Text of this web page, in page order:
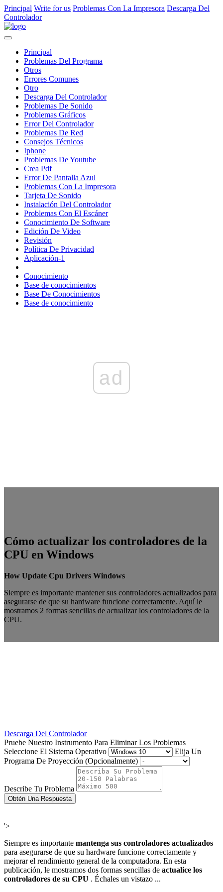
Principal Write for us Problemas Con La Impresora Descarga Del
Controlador
Principal
Problemas Del Programa
Otros
Errores Comunes
Otro
Descarga Del Controlador
Problemas De Sonido
Problemas Gráficos
Error Del Controlador
Problemas De Red
Consejos Técnicos
Iphone
Problemas De Youtube
Crea Pdf
Error De Pantalla Azul
Problemas Con La Impresora
Tarjeta De Sonido
Instalación Del Controlador
Problemas Con El Escáner
Conocimiento De Software
Edición De Video
Revisión
Política De Privacidad
Aplicación-1
Conocimiento
Base de conocimientos
Base De Conocimientos
Base de conocimiento
ad
Cómo actualizar los controladores de la
CPU en Windows
How Update Cpu Drivers Windows
Siempre es importante mantener sus controladores actualizados para
asegurarse de que su hardware funcione correctamente. Aquí le
mostramos 2 formas sencillas de actualizar los controladores de la
CPU.
Descarga Del Controlador
Pruebe Nuestro Instrumento Para Eliminar Los Problemas
Seleccione El Sistema Operativo
Elija Un
Programa De Proyección (Opcionalmente)
Describe Tu Problema
Obtén Una Respuesta
'>
Siempre es importante mantenga sus controladores actualizados
para asegurarse de que su hardware funcione correctamente y
mejorar el rendimiento general de la computadora. En esta
publicación, le mostramos dos formas sencillas de actualice los
controladores de su CPU . Échales un vistazo ...